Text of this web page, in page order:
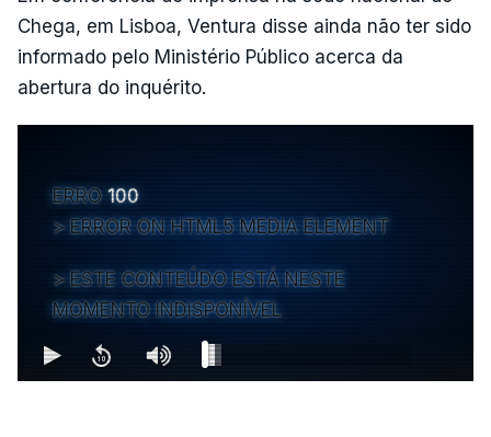
Chega, em Lisboa, Ventura disse ainda não ter sido
informado pelo Ministério Público acerca da
abertura do inquérito.
ERRO 100
ERROR ON HTML5 MEDIA ELEMENT
ESTE CONTEÚDO ESTÁ NESTE
MOMENTO INDISPONÍVEL